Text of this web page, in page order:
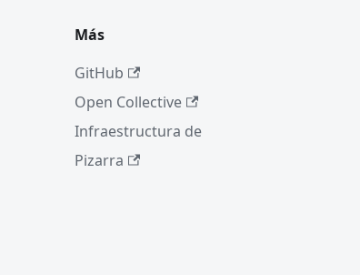
Más
GitHub
Open Collective
Infraestructura de
Pizarra